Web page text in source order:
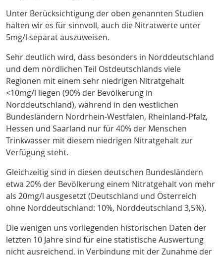
Unter Berücksichtigung der oben genannten Studien
halten wir es für sinnvoll, auch die Nitratwerte unter
5mg/l separat auszuweisen.
Sehr deutlich wird, dass besonders in Norddeutschland
und dem nördlichen Teil Ostdeutschlands viele
Regionen mit einem sehr niedrigen Nitratgehalt
<10mg/l liegen (90% der Bevölkerung in
Norddeutschland), während in den westlichen
Bundesländern Nordrhein-Westfalen, Rheinland-Pfalz,
Hessen und Saarland nur für 40% der Menschen
Trinkwasser mit diesem niedrigen Nitratgehalt zur
Verfügung steht.
Gleichzeitig sind in diesen deutschen Bundesländern
etwa 20% der Bevölkerung einem Nitratgehalt von mehr
als 20mg/l ausgesetzt (Deutschland und Österreich
ohne Norddeutschland: 10%, Norddeutschland 3,5%).
Die wenigen uns vorliegenden historischen Daten der
letzten 10 Jahre sind für eine statistische Auswertung
nicht ausreichend, in Verbindung mit der Zunahme der